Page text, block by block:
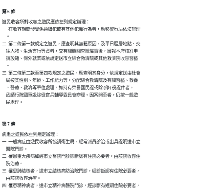
第 6 條
遊民收容所對收容之遊民應依左列規定辦理：
一  在收容期間發覺係通緝犯或有其他犯罪行為者，應移警察局依法辦理
    。
二  第二條第一款規定之遊民，應查明其無籍原因，及平日匿居地點、交
    往人物、生活言行等資料，交有關機關查證屬實後，層報本府核准申
    請設籍、保外就業或依規定送市立綜合救濟院或其他救濟院收容習藝
    。
三  第二條第二款至第四款規定之遊民、應查明其身分，依規定送由社會
    局按其性別、年齡、工作能力等，分配綜合救濟院及有關習藝、教養
    、醫療、救濟等單位處理，如持有榮譽國民證或除 (停) 役證件者，
    函請行院國軍退除役官兵輔導委員會辦理。因案開革者，仍按一般遊
第 7 條
病患之遊民依左列規定辦理：
一  一般病症由遊民收容所協調衛生局，經常派員診治或出具證明送市立
    醫院門診。
二  罹患重大疾病如經市立醫院門診診斷認有住院必要者，由該院收容住
    院治療。
三  罹患肺結核者，送市立結核病防治院門診，經診斷認有住院必要者，
    由該院收容治療。
四  罹患精神病者，送市立精神病醫院門診，經診斷有短期住院必要者，